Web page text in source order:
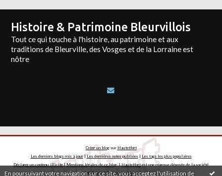
En poursuivant votre navigation sur ce site, vous acceptez l'utilisation de
Histoire & Patrimoine Bleurvillois
Tout ce qui touche à l'histoire, au patrimoine et aux
traditions de Bleurville, des Vosges et de la Lorraine est
nôtre
Créer un blogsur Hautetfort
Les derniers blogs mis à jour|Les dernières notes publiées| Les tags les plus populaires
Déclarer un contenu illicite|Mentions légales de ce blog | Hautetfort est une marque déposée de la société
talkSpirit | Créez votreblog!